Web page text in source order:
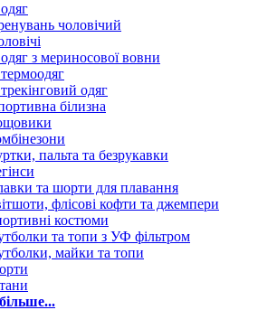
чоловічий
з мериносової вовни
одяг
білизна
пальта та безрукавки
та шорти для плавання
флісові кофти та джемпери
костюми
та топи з УФ фільтром
майки та топи